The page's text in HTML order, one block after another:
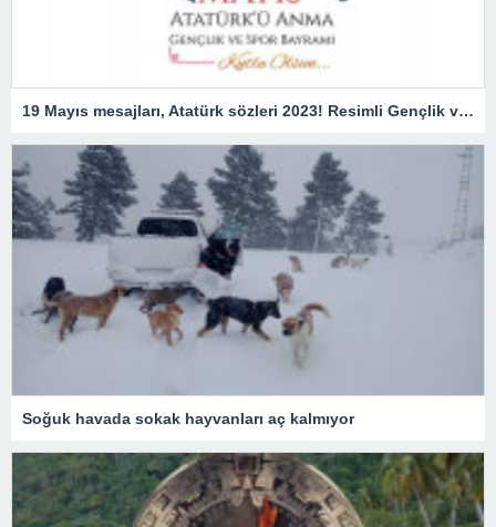
19 Mayıs mesajları, Atatürk sözleri 2023! Resimli Gençlik ve Spor Bayramı ile ilgili sözler, kutlama mesajları!
Soğuk havada sokak hayvanları aç kalmıyor